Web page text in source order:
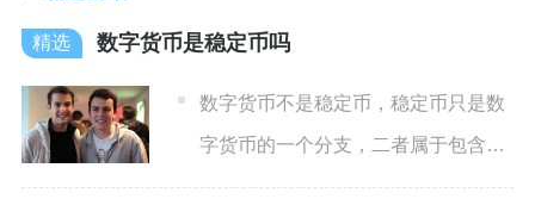
数字货币是稳定币吗
数字货币不是稳定币，稳定币只是数
字货币的一个分支，二者属于包含与
被包含的关系，不能划等号。